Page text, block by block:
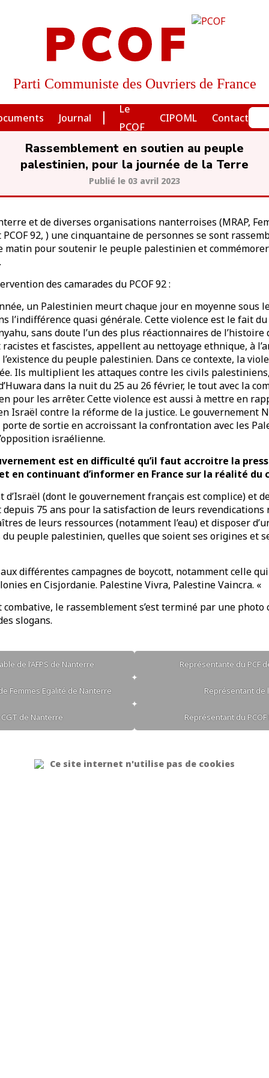
PCOF
Parti Communiste des Ouvriers de France
Journal
Le
PCOF
CIPOML Contact
Rassemblement en soutien au peuple
palestinien, pour la journée de la Terre
03 avril 2023
et de diverses organisations nanterroises (MRAP,
PCOF 92, ) une cinquantaine de personnes se sont
matin pour soutenir le peuple palestinien et
des camarades du PCOF 92 :
un Palestinien meurt chaque jour en moyenne sous
l’indifférence quasi générale. Cette violence est le fait
sans doute l’un des plus réactionnaires de l’histoire
et fascistes, appellent au nettoyage ethnique, à
du peuple palestinien. Dans ce contexte, la
Ils multiplient les attaques contre les civils
dans la nuit du 25 au 26 février, le tout avec la
pour les arrêter. Cette violence est aussi à mettre en
Israël contre la réforme de la justice. Le gouvernement
de sortie en accroissant la confrontation avec les
israélienne.
est en difficulté qu’il faut accroitre la
en continuant d’informer en France sur la réalité du
d’Israël (dont le gouvernement français est complice) et
75 ans pour la satisfaction de leurs revendications
de leurs ressources (notamment l’eau) et disposer
peuple palestinien, quelles que soient ses origines et
différentes campagnes de boycott, notamment celle
en Cisjordanie. Palestine Vivra, Palestine Vaincra. «
le rassemblement s’est terminé par une photo
slogans.
de l’AFPS de Nanterre Représentante du PCF
Femmes Egalité de Nanterre Représentant de
CGT de Nanterre Représentant du
Ce site internet n'utilise pas de cookies